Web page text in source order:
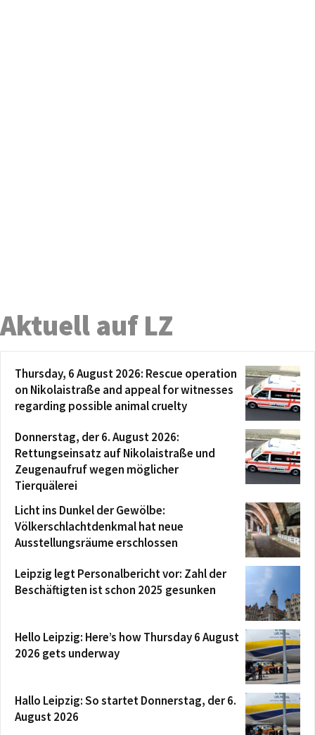
Aktuell auf LZ
Thursday, 6 August 2026: Rescue operation
on Nikolaistraße and appeal for witnesses
regarding possible animal cruelty
Donnerstag, der 6. August 2026:
Rettungseinsatz auf Nikolaistraße und
Zeugenaufruf wegen möglicher
Tierquälerei
Licht ins Dunkel der Gewölbe:
Völkerschlachtdenkmal hat neue
Ausstellungsräume erschlossen
Leipzig legt Personalbericht vor: Zahl der
Beschäftigten ist schon 2025 gesunken
Hello Leipzig: Here’s how Thursday 6 August
2026 gets underway
Hallo Leipzig: So startet Donnerstag, der 6.
August 2026